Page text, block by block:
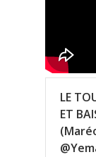
LE
ET